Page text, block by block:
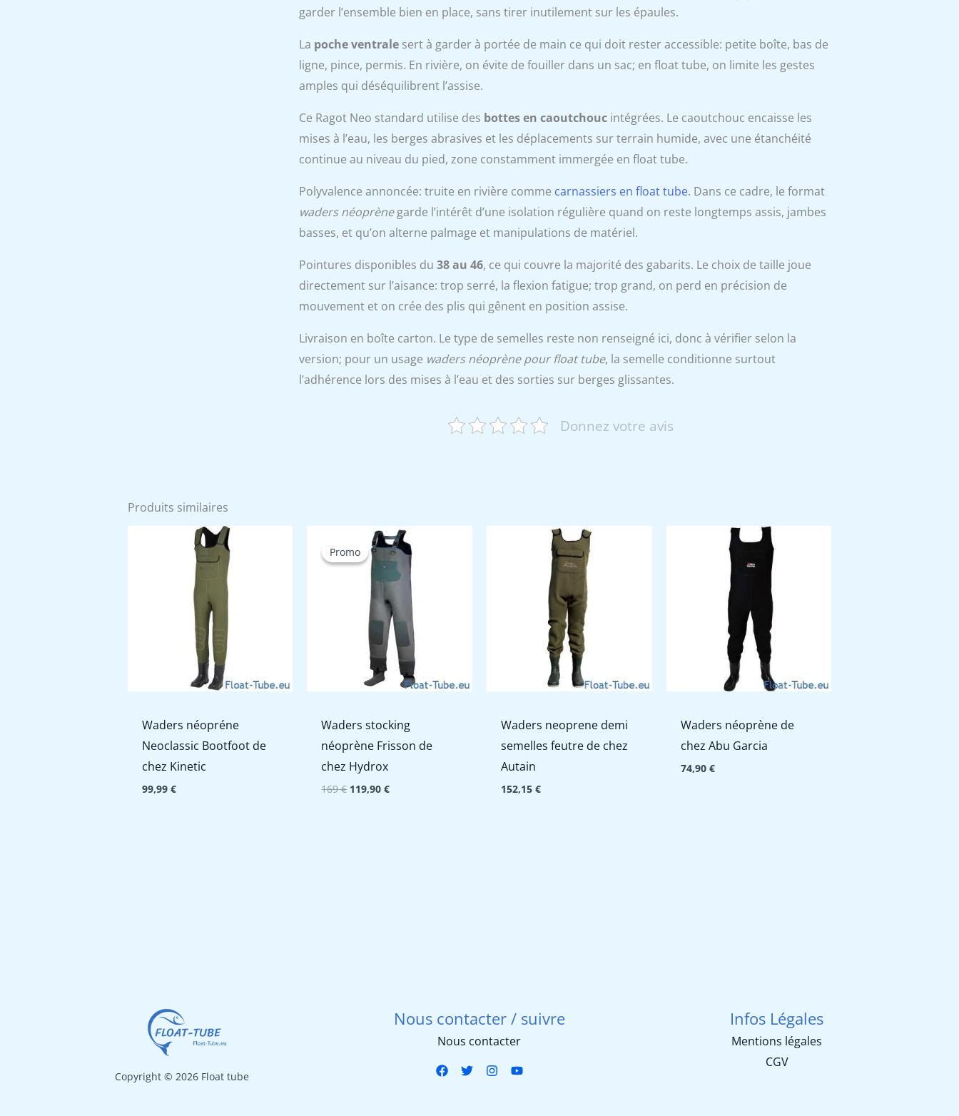
garder l’ensemble bien en place, sans tirer inutilement sur les épaules.
La poche ventralesert à garder à portée de main ce qui doit rester accessible: petite boîte, bas de
ligne, pince, permis. En rivière, on évite de fouiller dans un sac; en float tube, on limite les gestes
amples qui déséquilibrent l’assise.
Ce Ragot Neo standard utilise des bottes en caoutchoucintégrées. Le caoutchouc encaisse les
mises à l’eau, les berges abrasives et les déplacements sur terrain humide, avec une étanchéité
continue au niveau du pied, zone constamment immergée en float tube.
Polyvalence annoncée: truite en rivière comme carnassiers en float tube. Dans ce cadre, le format
waders néoprènegarde l’intérêt d’une isolation régulière quand on reste longtemps assis, jambes
basses, et qu’on alterne palmage et manipulations de matériel.
Pointures disponibles du 38 au 46, ce qui couvre la majorité des gabarits. Le choix de taille joue
directement sur l’aisance: trop serré, la flexion fatigue; trop grand, on perd en précision de
mouvement et on crée des plis qui gênent en position assise.
Livraison en boîte carton. Le type de semelles reste non renseigné ici, donc à vérifier selon la
version; pour un usage waders néoprène pour float tube, la semelle conditionne surtout
l’adhérence lors des mises à l’eau et des sorties sur berges glissantes.
Donnez votre avis
Produits similaires
Waders néopréne
Neoclassic Bootfoot de
chez Kinetic
99,99 €
Promo
Promo
Waders stocking
néoprène Frisson de
chez Hydrox
169€ Le
119,90€Le
Waders neoprene demi
semelles feutre de chez
Autain
152,15 €
Waders néoprène de
chez Abu Garcia
74,90 €
Copyright © 2026 Float tube
Nous contacter / suivre
Nous contacter
Infos Légales
Mentions légales
CGV